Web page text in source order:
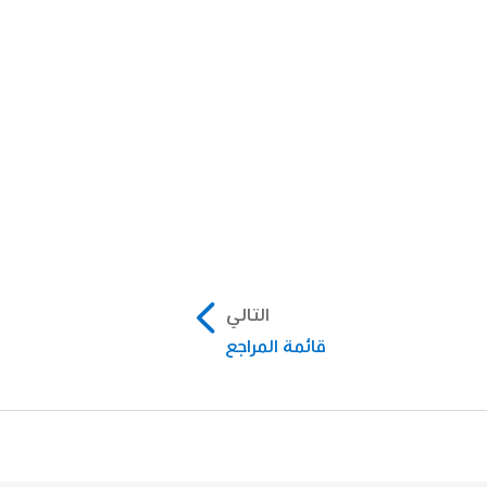
بتنفيذ أي مما يلي:
تريد تضمينها.
فربما يكون المستند
جداول المحتويات لديك،
التالي
قائمة المراجع